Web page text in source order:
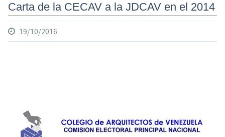
Carta de la CECAV a la JDCAV en el 2014
19/10/2016